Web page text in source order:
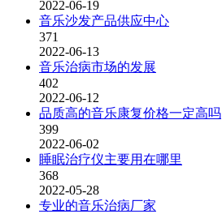
2022-06-19
音乐沙发产品供应中心
371
2022-06-13
音乐治病市场的发展
402
2022-06-12
品质高的音乐康复价格一定高吗
399
2022-06-02
睡眠治疗仪主要用在哪里
368
2022-05-28
专业的音乐治病厂家